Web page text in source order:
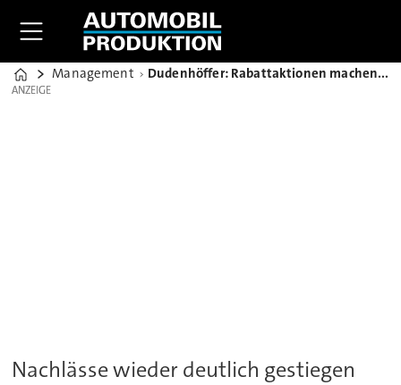
Home
Management Dudenhöffer: Rabattaktionen machen Einsparprogramme der OEMs zunichte
ANZEIGE
ANZEIGE
Nachlässe wieder deutlich gestiegen